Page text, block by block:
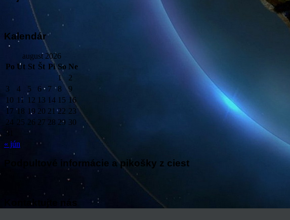
Kalendár
august 2026
Po Ut St Št Pi So Ne
1
2
3
4 5 6 7 8
9
10 11 12 13 14 15 16
17 18 19 20 21 22 23
24 25 26 27 28 29 30
31
« jún
Podpultové informácie a pikošky z ciest
Kontaktujte nás